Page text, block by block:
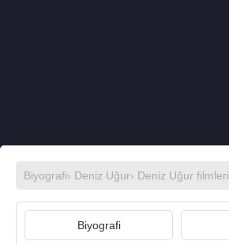
Biyografi› Deniz Uğur› Deniz Uğur filmleri
Biyografi